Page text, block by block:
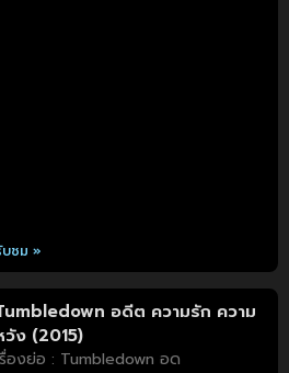
บชม »
อดีต ความรัก ความ
วัง (2015)
องย่อ : Tumbledown อด